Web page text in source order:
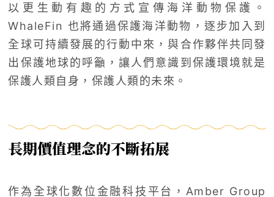
以更生動有趣的方式宣傳海洋動物保護。
WhaleFin 也將通過保護海洋動物，逐步加入到
全球可持續發展的行動中來，與合作夥伴共同發
出保護地球的呼籲，讓人們意識到保護環境就是
保護人類自身，保護人類的未來。
長期價值理念的不斷拓展
作為全球化數位金融科技平台，Amber Group